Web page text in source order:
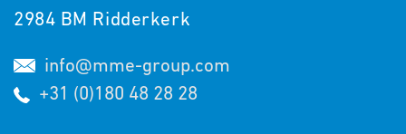
2984 BM Ridderkerk
info@mme-group.com
+31 (0)180 48 28 28